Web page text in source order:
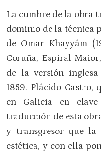
La cumbre de la obra
dominio de la técnica
de Omar Khayyám
Coruña, Espiral
de la versión
1859. Plácido Castro,
en Galicia en clave
traducción de esta
y transgresor que la
estética, y con ella